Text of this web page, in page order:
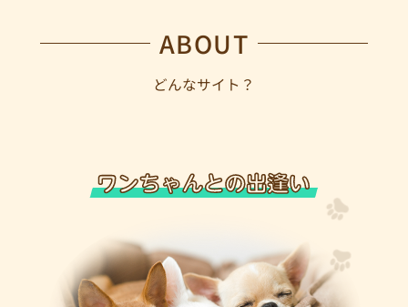
ABOUT
どんなサイト？